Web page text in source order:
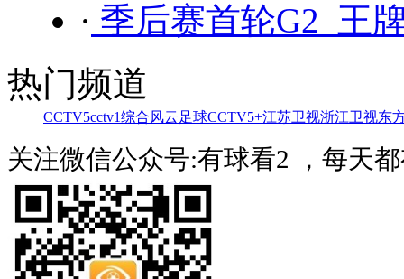
· 季后赛首轮G2 王
热门频道
CCTV5cctv1综合风云足球CCTV5+江苏卫视浙江卫视东
关注微信公众号:有球看2 ，每天